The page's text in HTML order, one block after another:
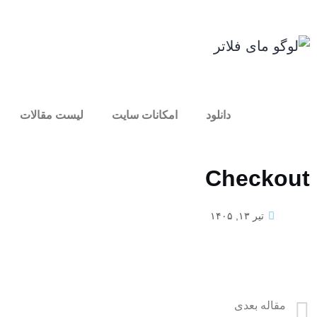
دانلود امکانات سایت لیست مقالات
Checkout
تیر ۱۳, ۱۴۰۵
مقاله بعدی